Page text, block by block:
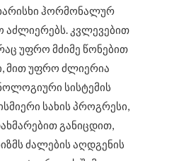
ჰორმონალურ
აძლიერებს. კვლევებით
უფრო მძიმე წონებით
მით უფრო ძლიერია
სისტემის
სახის პროგრესი,
განიცდით,
ძალების აღდგენის